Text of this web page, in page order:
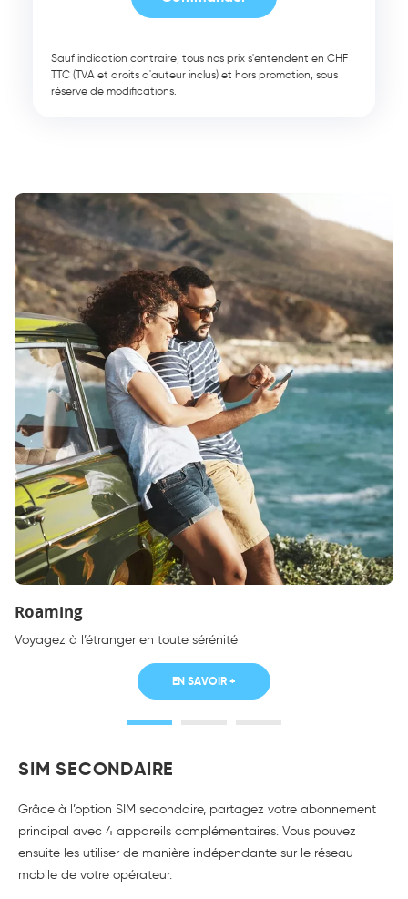
Sauf indication contraire, tous nos prix s'entendent en CHF
TTC (TVA et droits d'auteur inclus) et hors promotion, sous
réserve de modifications.
Roaming
Voyagez à l’étranger en toute sérénité
EN SAVOIR +
SIM SECONDAIRE
Grâce à l’option SIM secondaire, partagez votre abonnement
principal avec 4 appareils complémentaires. Vous pouvez
ensuite les utiliser de manière indépendante sur le réseau
mobile de votre opérateur.